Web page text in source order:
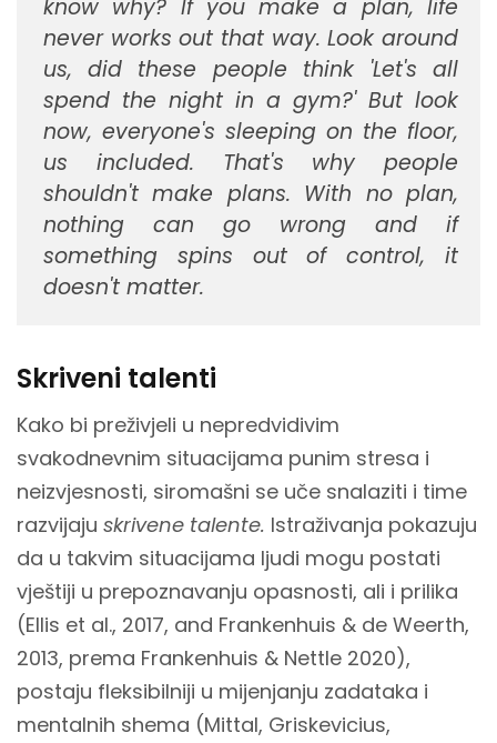
know why? If you make a plan, life
never works out that way. Look around
us, did these people think 'Let's all
spend the night in a gym?' But look
now, everyone's sleeping on the floor,
us included. That's why people
shouldn't make plans. With no plan,
nothing can go wrong and if
something spins out of control, it
doesn't matter.
Skriveni talenti
Kako bi preživjeli u nepredvidivim
svakodnevnim situacijama punim stresa i
neizvjesnosti, siromašni se uče snalaziti i time
razvijaju skrivene talente. Istraživanja pokazuju
da u takvim situacijama ljudi mogu postati
vještiji u prepoznavanju opasnosti, ali i prilika
(Ellis et al., 2017, and Frankenhuis & de Weerth,
2013, prema Frankenhuis & Nettle 2020),
postaju fleksibilniji u mijenjanju zadataka i
mentalnih shema (Mittal, Griskevicius,